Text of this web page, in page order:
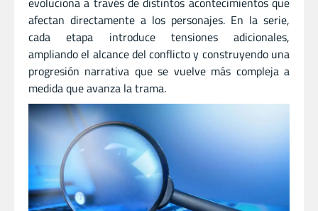
afectan directamente a los personajes. En la serie,
cada etapa introduce tensiones adicionales,
ampliando el alcance del conflicto y construyendo una
progresión narrativa que se vuelve más compleja a
medida que avanza la trama.